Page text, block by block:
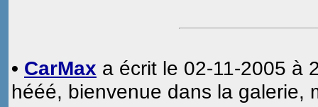
• CarMax a écrit le 02-11-2005 à
hééé, bienvenue dans la galerie,